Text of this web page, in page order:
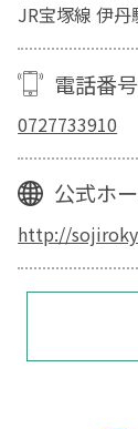
JR宝塚線 伊
電話番号
0727733910
公式ホ
http://